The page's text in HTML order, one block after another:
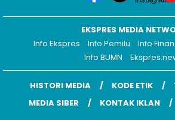
EKSPRES MEDIA
Info Ekspres
Info Pemilu Info
Info BUMN
HISTORI MEDIA KODE ETIK
MEDIA SIBER
KONTAK IKLAN